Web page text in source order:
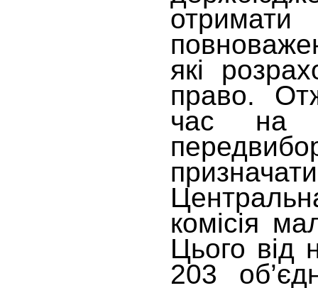
які
право.
час на
комісія
Цього від
203